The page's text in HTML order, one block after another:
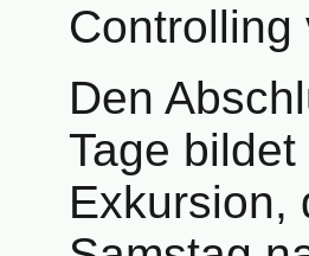
Controlling
Den
Tage
Exkursion,